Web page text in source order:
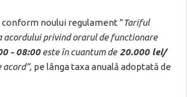
conform noului regulament ”Tariful
acordului privind orarul de functionare
- 08:00este în cuantum de20.000 lei/
pe lânga taxa anuală adoptată de